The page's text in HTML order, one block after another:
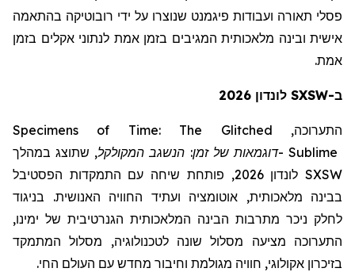
פסלי תאורה ועבודות פיגמנט שנוצרו על ידי רובוטיקה בהתאמה
אישית ובינה מלאכותית המגיבים בזמן אמת לנתוני אקלים בזמן
אמת.
ב-SXSW לונדון 2026
התערוכה, Specimens of Time: The Glitched
Sublime
-דוגמאות של זמן: הנשגב המקולקל, שתוצג במהלך
SXSW
לונדון 2026, פותחת שיחה עם התמקדות הפסטיבל
בבינה מלאכותית, אוטומציה ועתיד החוויה האנושית. בניגוד
לחלק ניכר מתרבות הבינה המלאכותית הגנרטיבית של ימינו,
התערוכה מציעה מסלול שונה לטכנולוגיה, מסלול המתמקד
בזיכרון אקולוגי, חוויה מגולמת וחיבור מחדש עם העולם החי.